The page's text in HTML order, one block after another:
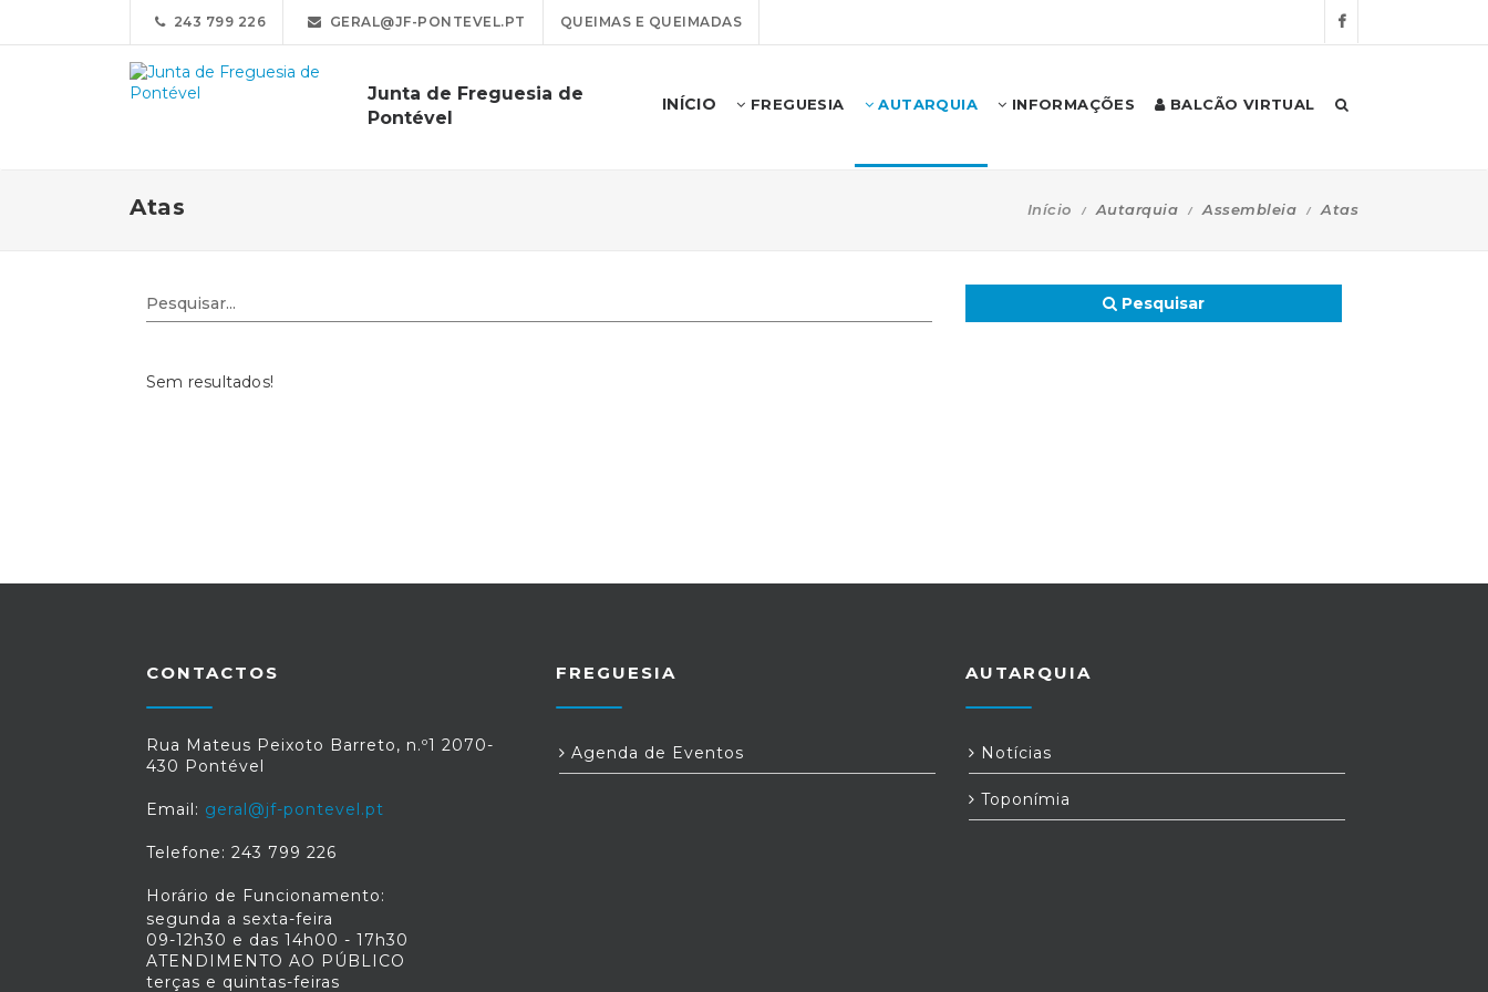
243 799 226 GERAL@JF-PONTEVEL.PT QUEIMAS E QUEIMADAS
Junta de Freguesia de
Pontével
INÍCIO FREGUESIA AUTARQUIA INFORMAÇÕES BALCÃO VIRTUAL
Atas Início Autarquia Assembleia Atas
Pesquisar
Sem resultados!
CONTACTOS
Rua Mateus Peixoto Barreto, n.º1 2070-
430 Pontével
Email: geral@jf-pontevel.pt
Telefone: 243 799 226
Horário de Funcionamento:
segunda a sexta-feira
09-12h30 e das 14h00 - 17h30
ATENDIMENTO AO PÚBLICO
terças e quintas-feiras
FREGUESIA
Agenda de Eventos
AUTARQUIA
Notícias
Toponímia